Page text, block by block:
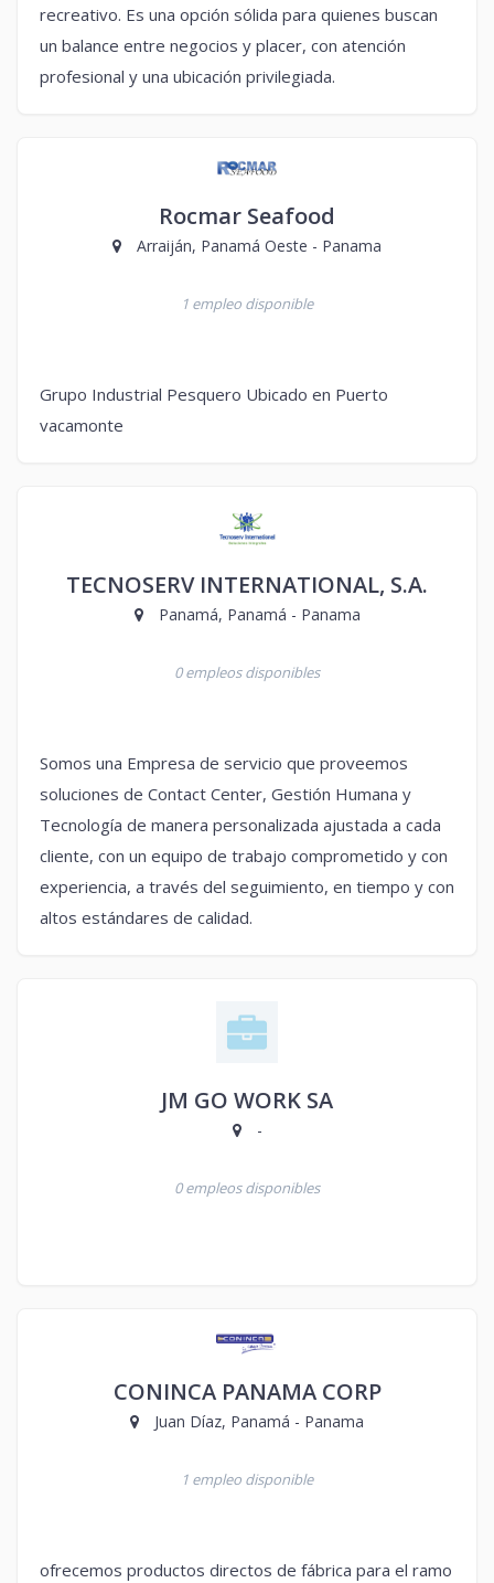
recreativo. Es una opción sólida para quienes buscan
un balance entre negocios y placer, con atención
profesional y una ubicación privilegiada.
Rocmar Seafood
Arraiján, Panamá Oeste - Panama
1 empleo disponible
Grupo Industrial Pesquero Ubicado en Puerto
vacamonte
TECNOSERV INTERNATIONAL, S.A.
Panamá, Panamá - Panama
0 empleos disponibles
Somos una Empresa de servicio que proveemos
soluciones de Contact Center, Gestión Humana y
Tecnología de manera personalizada ajustada a cada
cliente, con un equipo de trabajo comprometido y con
experiencia, a través del seguimiento, en tiempo y con
altos estándares de calidad.
JM GO WORK SA
-
0 empleos disponibles
CONINCA PANAMA CORP
Juan Díaz, Panamá - Panama
1 empleo disponible
ofrecemos productos directos de fábrica para el ramo